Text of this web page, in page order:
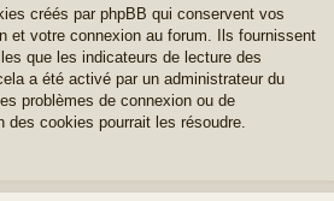
créés par phpBB qui conservent vos
et votre connexion au forum. Ils fournissent
que les indicateurs de lecture des
a été activé par un administrateur du
problèmes de connexion ou de
des cookies pourrait les résoudre.